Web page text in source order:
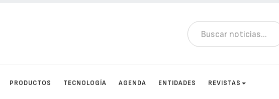
PRODUCTOS TECNOLOGÍA AGENDA ENTIDADES REVISTAS